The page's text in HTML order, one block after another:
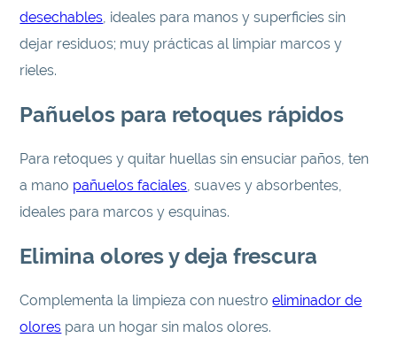
desechables , ideales para manos y superficies sin
dejar residuos; muy prácticas al limpiar marcos y
rieles.
Pañuelos para retoques rápidos
Para retoques y quitar huellas sin ensuciar paños, ten
a mano pañuelos faciales , suaves y absorbentes,
ideales para marcos y esquinas.
Elimina olores y deja frescura
Complementa la limpieza con nuestroeliminador de
olores para un hogar sin malos olores.